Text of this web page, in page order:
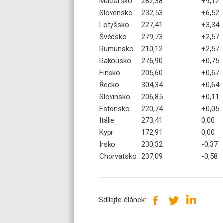
Slovensko
232,53
+6,52
Lotyšsko
227,41
+3,34
Švédsko
279,73
+2,57
Rumunsko
210,12
+2,57
Rakousko
276,90
+0,75
Finsko
205,60
+0,67
Řecko
304,34
+0,64
Slovinsko
206,85
+0,11
Estonsko
220,74
+0,05
Itálie
273,41
0,00
Kypr
172,91
0,00
Irsko
230,32
-0,37
Chorvatsko 237,09 -0,58
Sdílejte článek: